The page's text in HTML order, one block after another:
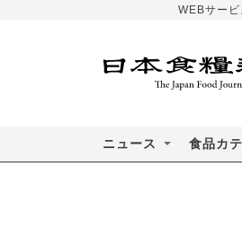
WEBサービ
ニュース 食品カ